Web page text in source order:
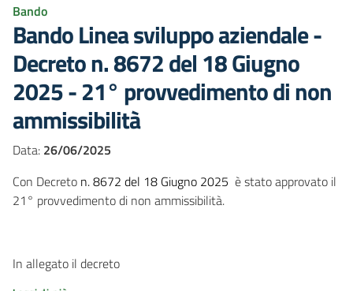
Bando
Bando Linea sviluppo aziendale -
Decreto n. 8672 del 18 Giugno
2025 - 21° provvedimento di non
ammissibilità
Data: 26/06/2025
Con Decreto n. 8672 del 18 Giugno 2025 è stato approvato il
21° provvedimento di non ammissibilità.
In allegato il decreto